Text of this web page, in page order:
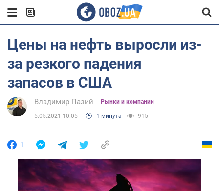
Цены на нефть выросли из-
за резкого падения
запасов в США
Владимир Пазий Рынки и компании
5.05.2021 10:05 1 минута 915
1